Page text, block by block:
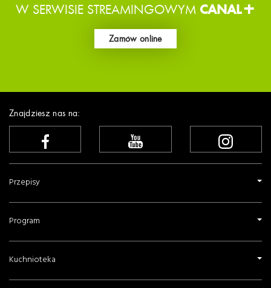
W SERWISIE STREAMINGOWYM CANAL+
Zamów online
Znajdziesz nas na:
Przepisy
Program
Kuchnioteka